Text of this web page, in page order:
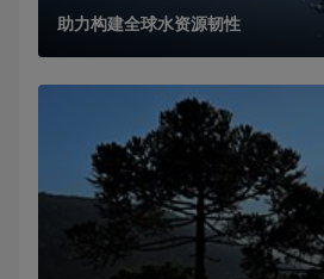
助力构建全球水资源韧性